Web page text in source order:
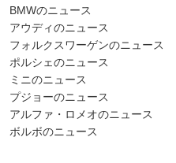
BMWのニュース
アウディのニュース
フォルクスワーゲンのニュース
ポルシェのニュース
ミニのニュース
プジョーのニュース
アルファ・ロメオのニュース
ボルボのニュース